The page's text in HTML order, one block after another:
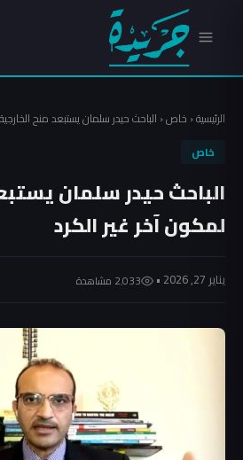
الرئيسية‹ خاص‹ الباحث حيدر سلمان يستبعد منح
خاص
الباحث حيدر سلمان
لمكون آخر غير الكرد
يناير 27, 2026 • 2٬033 مشاهدة